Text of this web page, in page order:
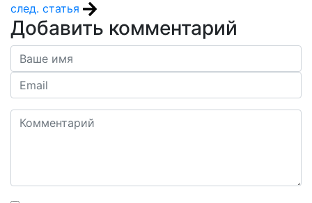
след. статья
Добавить комментарий